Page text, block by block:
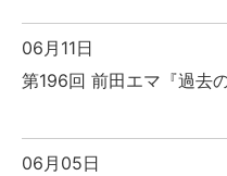
06月11日
第196回 前田エマ『過去
06月05日